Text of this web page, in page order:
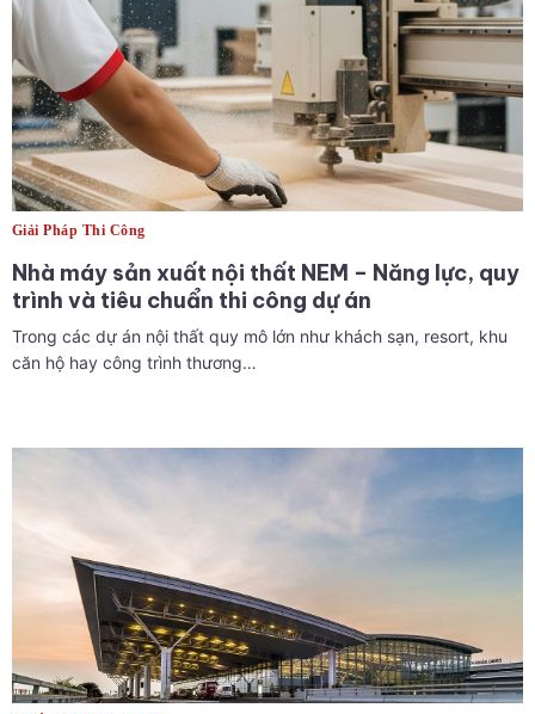
Giải Pháp Thi Công
Nhà máy sản xuất nội thất NEM – Năng lực, quy
trình và tiêu chuẩn thi công dự án
Trong các dự án nội thất quy mô lớn như khách sạn, resort, khu
căn hộ hay công trình thương…